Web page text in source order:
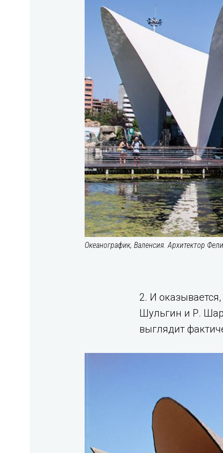
Океанографик, Валенсия. Архитектор
2. И
Шульгин и Р.
выглядит